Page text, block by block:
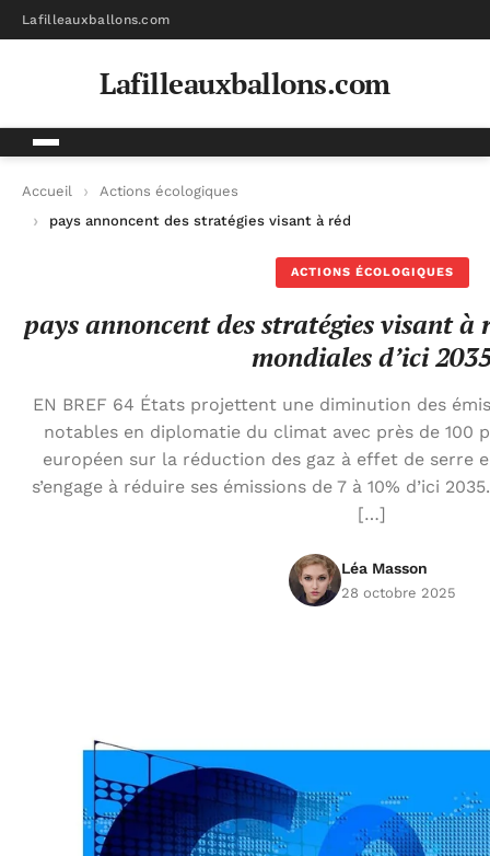
Lafilleauxballons.com
Lafilleauxballons.com
Accueil
Actions écologiques
pays annoncent des stratégies visant à réduire les émissions
ACTIONS ÉCOLOGIQUES
pays annoncent des stratégies visant à
mondiales d’ici
EN BREF 64 États projettent une diminution des
notables en diplomatie du climat avec près de 100
européen sur la réduction des gaz à effet de serre
s’engage à réduire ses émissions de 7 à 10% d’ici
[…]
Léa Masson
28 octobre 2025